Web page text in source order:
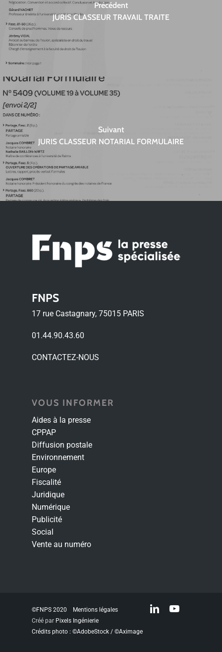
Précédent
JURIS CLASSEUR TRAVAIL TRAITE
Suivant
JURIS CLASSEUR NOTARIAL FORMULAIRE
FNPS
17 rue Castagnary, 75015 PARIS
01.44.90.43.60
CONTACTEZ-NOUS
VOUS INFORMER
Aides à la presse
CPPAP
Diffusion postale
Environnement
Europe
Fiscalité
Juridique
Numérique
Publicité
Social
Vente au numéro
©FNPS 2020
Mentions légales
Créé par Pixels Ingénierie
Crédits photo : ©AdobeStock / ©Aximage
linkedinyoutube